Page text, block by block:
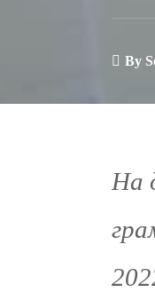
By
На